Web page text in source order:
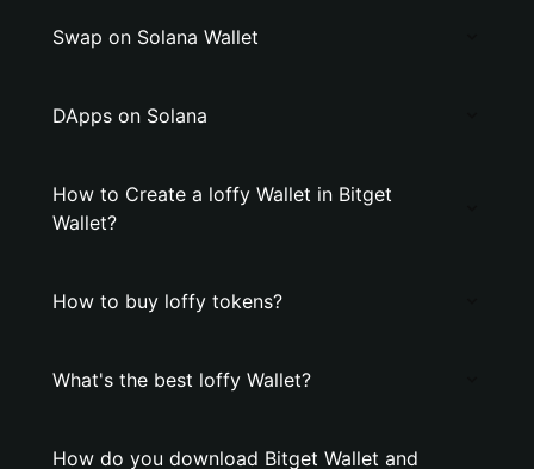
Swap on Solana Wallet
DApps on Solana
How to Create a loffy Wallet in Bitget
Wallet?
How to buy loffy tokens?
What's the best loffy Wallet?
How do you download Bitget Wallet and